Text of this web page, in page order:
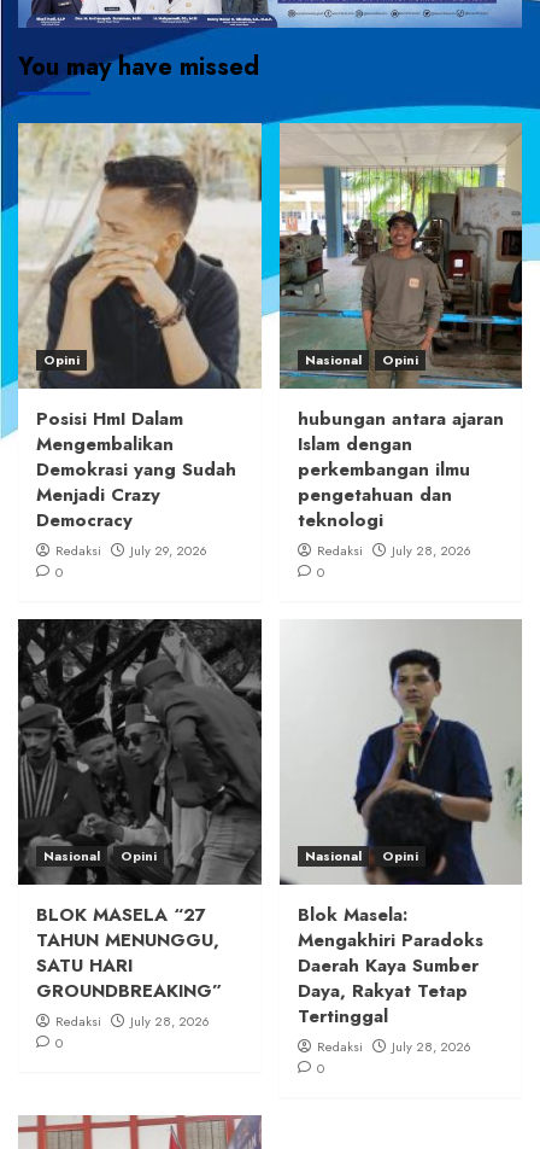
You may have missed
Opini
Posisi HmI Dalam
Mengembalikan
Demokrasi yang Sudah
Menjadi Crazy
Democracy
Redaksi
July 29, 2026
0
Nasional Opini
hubungan antara ajaran
Islam dengan
perkembangan ilmu
pengetahuan dan
teknologi
Redaksi
July 28, 2026
0
Nasional Opini
BLOK MASELA “27
TAHUN MENUNGGU,
SATU HARI
GROUNDBREAKING”
Redaksi
July 28, 2026
0
Nasional Opini
Blok Masela:
Mengakhiri Paradoks
Daerah Kaya Sumber
Daya, Rakyat Tetap
Tertinggal
Redaksi
July 28, 2026
0